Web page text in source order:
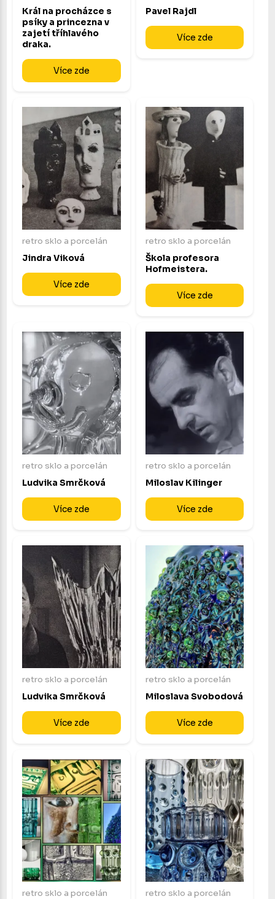
Král na procházce s
psíky a princezna v
zajetí tříhlavého
draka.
Více zde
Pavel Rajdl
Více zde
retro sklo a porcelán
Jindra Viková
Více zde
retro sklo a porcelán
Škola profesora
Hofmeistera.
Více zde
retro sklo a porcelán
Ludvika Smrčková
Více zde
retro sklo a porcelán
Miloslav Kilinger
Více zde
retro sklo a porcelán
Ludvika Smrčková
Více zde
retro sklo a porcelán
Miloslava Svobodová
Více zde
retro sklo a porcelán retro sklo a porcelán